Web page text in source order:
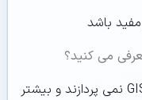
می کنید؟
– بله، زیرا به نکات تئوری و ساختاری GIS نمی پردازند و بیشتر